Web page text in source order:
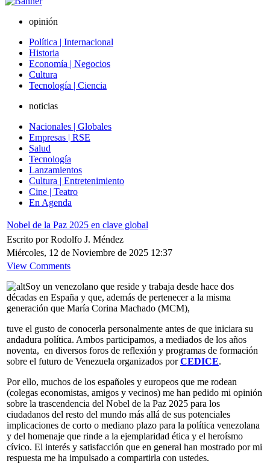
opinión
Política | Internacional
Historia
Economía | Negocios
Cultura
Tecnología | Ciencia
noticias
Nacionales | Globales
Empresas | RSE
Salud
Tecnología
Lanzamientos
Cultura | Entretenimiento
Cine | Teatro
En Agenda
Nobel de la Paz 2025 en clave global
Escrito por Rodolfo J. Méndez
Miércoles, 12 de Noviembre de 2025 12:37
View Comments
Soy un venezolano que reside y trabaja desde hace dos
décadas en España y que, además de pertenecer a la misma
generación que María Corina Machado (MCM),
tuve el gusto de conocerla personalmente antes de que iniciara su
andadura política. Ambos participamos, a mediados de los años
noventa, en diversos foros de reflexión y programas de formación
sobre el futuro de Venezuela organizados porCEDICE.
Por ello, muchos de los españoles y europeos que me rodean
(colegas economistas, amigos y vecinos) me han pedido mi opinión
sobre la trascendencia del Nobel de la Paz 2025 para los
ciudadanos del resto del mundo más allá de sus potenciales
implicaciones de corto o mediano plazo para la política venezolana
y del homenaje que rinde a la ejemplaridad ética y el heroísmo
cívico. El interés y satisfacción que en general han mostrado por mi
respuesta me ha impulsado a compartirla con ustedes.